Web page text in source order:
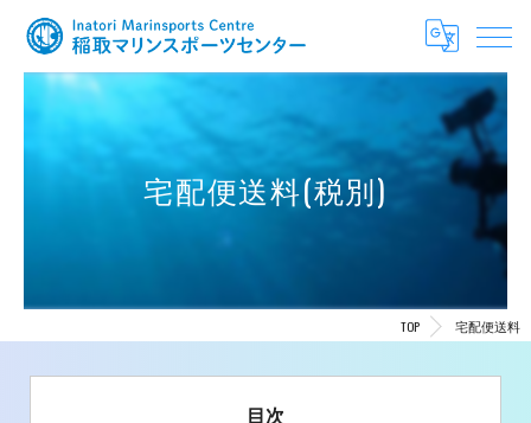
宅配便送料(税別)
TOP 宅配便送料
目次